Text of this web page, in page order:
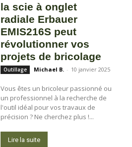
la scie à onglet
radiale Erbauer
EMIS216S peut
révolutionner vos
projets de bricolage
Outillage Michael B. - 10 janvier 2025
Vous êtes un bricoleur passionné ou
un professionnel à la recherche de
l'outil idéal pour vos travaux de
précision ? Ne cherchez plus !...
Lire la suite